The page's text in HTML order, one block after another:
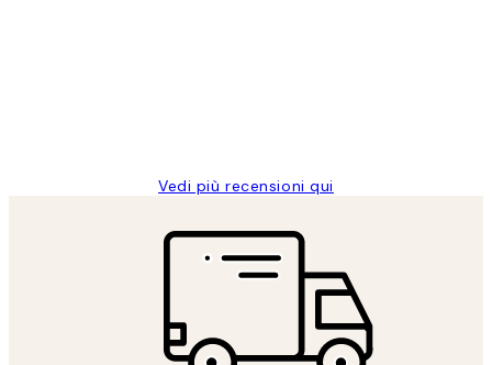
Vedi più recensioni qui